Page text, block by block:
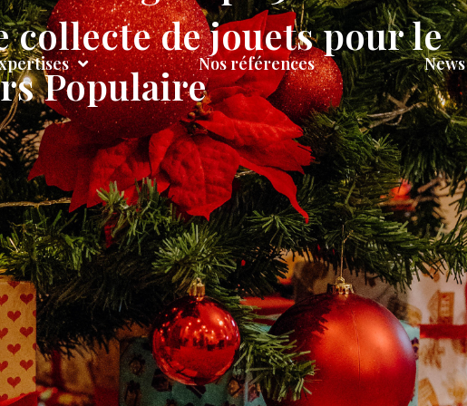
Nos références News
collecte de jouets pour le
Populaire